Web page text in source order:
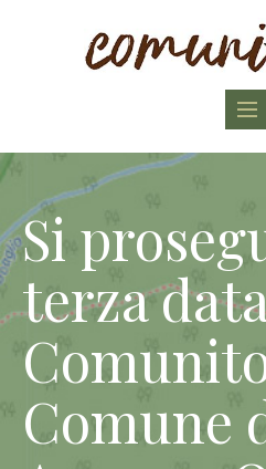
Si
terza
Comune